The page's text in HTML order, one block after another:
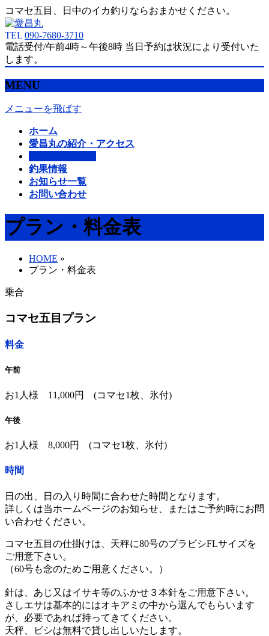
コマセ五目、日中のイカ釣りならおまかせください。
TEL 090-7680-3710
電話受付/午前4時～午後8時 当日予約は状況により受付いた
します。
MENU
メニューを飛ばす
ホーム
愛昌丸の紹介・アクセス
釣果情報
お知らせ一覧
お問い合わせ
プラン・料金表
HOME »
プラン・料金表
乗合
コマセ五目プラン
料金
午前
お1人様 11,000円 (コマセ1枚、氷付)
午後
お1人様 8,000円 (コマセ1枚、氷付)
時間
日の出、日の入り時間に合わせた時間となります。
詳しくは当ホームページのお知らせ、またはご予約時にお問
い合わせください。
コマセ五目の仕掛けは、天秤に80号のプラビシFLサイズを
ご用意下さい。
（60号も念のためご用意ください。）
針は、あじ又はイサキ等のふかせ３本針をご用意下さい。
さしエサは基本的にはオキアミの中から選んでもらいます
が、必要であれば持ってきてください。
天秤、ビシは無料で貸し出しいたします。